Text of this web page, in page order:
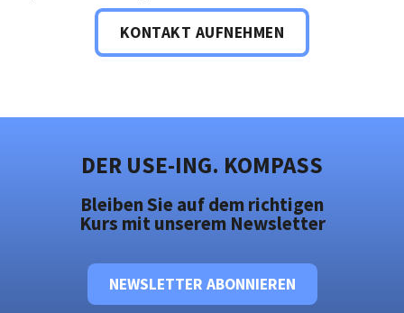
KONTAKT AUFNEHMEN
DER USE-ING. KOMPASS
Bleiben Sie auf dem richtigen
Kurs mit unserem Newsletter
NEWSLETTER ABONNIEREN